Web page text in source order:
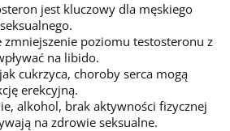
jest kluczowy dla męskiego
zmniejszenie poziomu testosteronu z
na libido.
cukrzyca, choroby serca mogą
erekcyjną.
alkohol, brak aktywności fizycznej
na zdrowie seksualne.